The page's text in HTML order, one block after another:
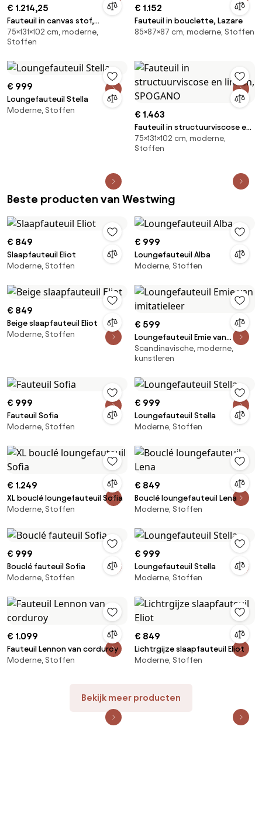
€ 1.214,25
Fauteuil in canvas stof,
Spogano
75×131×102 cm, moderne,
Stoffen
€ 1.152
Fauteuil in bouclette, Lazare
85×87×87 cm, moderne, Stoffen
€ 999
Loungefauteuil Stella
Moderne, Stoffen
€ 1.463
Fauteuil in structuurviscose en
linnen, SPOGANO
75×131×102 cm, moderne,
Stoffen
Beste producten van Westwing
€ 849
Slaapfauteuil Eliot
Moderne, Stoffen
€ 999
Loungefauteuil Alba
Moderne, Stoffen
€ 849
Beige slaapfauteuil Eliot
Moderne, Stoffen
€ 599
Loungefauteuil Emie van
imitatieleer
Scandinavische, moderne,
kunstleren
€ 999
Fauteuil Sofia
Moderne, Stoffen
€ 999
Loungefauteuil Stella
Moderne, Stoffen
€ 1.249
XL bouclé loungefauteuil Sofia
Moderne, Stoffen
€ 849
Bouclé loungefauteuil Lena
Moderne, Stoffen
€ 999
Bouclé fauteuil Sofia
Moderne, Stoffen
€ 999
Loungefauteuil Stella
Moderne, Stoffen
€ 1.099
Fauteuil Lennon van corduroy
Moderne, Stoffen
€ 849
Lichtrgijze slaapfauteuil Eliot
Moderne, Stoffen
Bekijk meer producten